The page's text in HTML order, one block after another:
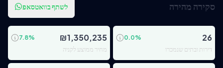
סקירה מהירה לשתף בוואטסאפ
26
0.0%
דירות ובתים שנמכרו
₪1,350,235
7.8%
מחיר ממוצע לקניה